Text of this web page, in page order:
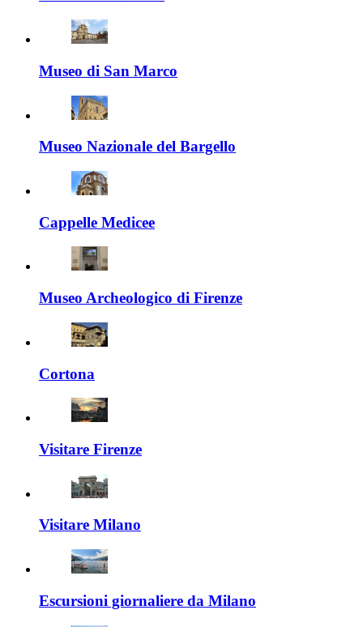
Museo di San Marco
Museo Nazionale del Bargello
Cappelle Medicee
Museo Archeologico di Firenze
Cortona
Visitare Firenze
Visitare Milano
Escursioni giornaliere da Milano